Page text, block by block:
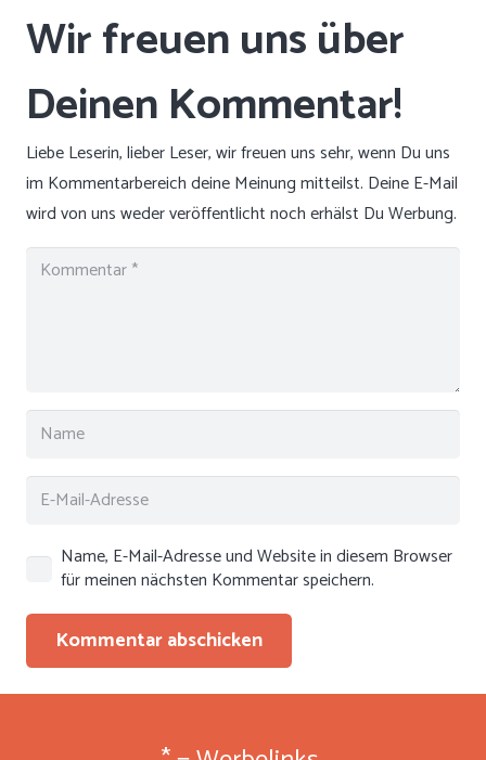
Liebe Leserin, lieber Leser, wir freuen uns sehr, wenn Du uns
im Kommentarbereich deine Meinung mitteilst. Deine E-Mail
wird von uns weder veröffentlicht noch erhälst Du Werbung.
Name, E-Mail-Adresse und Website in diesem Browser
für meinen nächsten Kommentar speichern.
Kommentar abschicken